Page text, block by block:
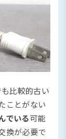
比較的古い
ことがない
でいる可能
換が必要で